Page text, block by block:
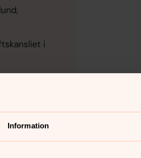
Information
i